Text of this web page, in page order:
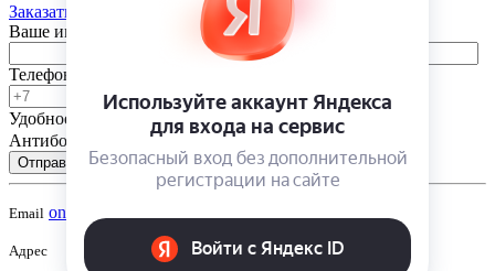
Заказать обратный звонок
Ваше имя
Телефон
Удобное время
-
Антибот
Отправить
Email onsad@onsad.ru
Адрес